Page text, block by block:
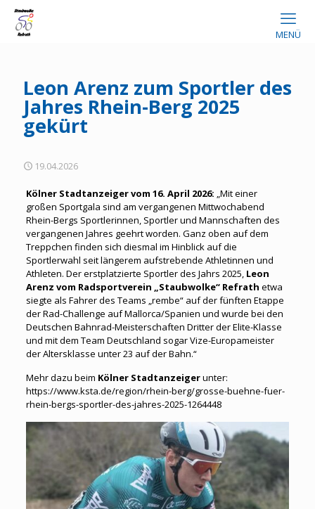
MENÜ
Leon Arenz zum Sportler des
Jahres Rhein-Berg 2025
gekürt
19.04.2026
Kölner Stadtanzeiger vom 16. April 2026: „Mit einer
großen Sportgala sind am vergangenen Mittwochabend
Rhein-Bergs Sportlerinnen, Sportler und Mannschaften des
vergangenen Jahres geehrt worden. Ganz oben auf dem
Treppchen finden sich diesmal im Hinblick auf die
Sportlerwahl seit längerem aufstrebende Athletinnen und
Athleten. Der erstplatzierte Sportler des Jahrs 2025, Leon
Arenz vom Radsportverein „Staubwolke“ Refrath etwa
siegte als Fahrer des Teams „rembe“ auf der fünften Etappe
der Rad-Challenge auf Mallorca/Spanien und wurde bei den
Deutschen Bahnrad-Meisterschaften Dritter der Elite-Klasse
und mit dem Team Deutschland sogar Vize-Europameister
der Altersklasse unter 23 auf der Bahn.“
Mehr dazu beim Kölner Stadtanzeigerunter:
https://www.ksta.de/region/rhein-berg/grosse-buehne-fuer-
rhein-bergs-sportler-des-jahres-2025-1264448